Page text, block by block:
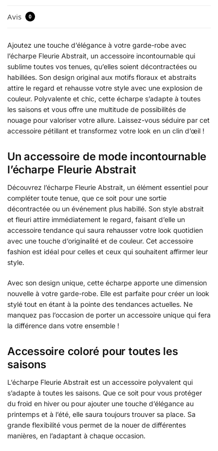
Avis 0
Ajoutez une touche d’élégance à votre garde-robe avec
l’écharpe Fleurie Abstrait, un accessoire incontournable qui
sublime toutes vos tenues, qu’elles soient décontractées ou
habillées. Son design original aux motifs floraux et abstraits
attire le regard et rehausse votre style avec une explosion de
couleur. Polyvalente et chic, cette écharpe s’adapte à toutes
les saisons et vous offre une multitude de possibilités de
nouage pour valoriser votre allure. Laissez-vous séduire par cet
accessoire pétillant et transformez votre look en un clin d’œil !
Un accessoire de mode incontournable
l’écharpe Fleurie Abstrait
Découvrez l’écharpe Fleurie Abstrait, un élément essentiel pour
compléter toute tenue, que ce soit pour une sortie
décontractée ou un événement plus habillé. Son style abstrait
et fleuri attire immédiatement le regard, faisant d’elle un
accessoire tendance qui saura rehausser votre look quotidien
avec une touche d’originalité et de couleur. Cet accessoire
fashion est idéal pour celles et ceux qui souhaitent affirmer leur
style.
Avec son design unique, cette écharpe apporte une dimension
nouvelle à votre garde-robe. Elle est parfaite pour créer un look
stylé tout en étant à la pointe des tendances actuelles. Ne
manquez pas l’occasion de porter un accessoire unique qui fera
la différence dans votre ensemble !
Accessoire coloré pour toutes les
saisons
L’écharpe Fleurie Abstrait est un accessoire polyvalent qui
s’adapte à toutes les saisons. Que ce soit pour vous protéger
du froid en hiver ou pour ajouter une touche d’élégance au
printemps et à l’été, elle saura toujours trouver sa place. Sa
grande flexibilité vous permet de la nouer de différentes
manières, en l’adaptant à chaque occasion.